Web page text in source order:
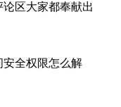
论区大家都奉献出
全权限怎么解